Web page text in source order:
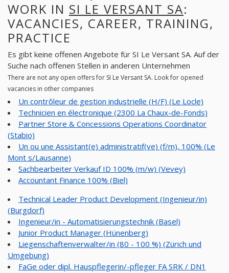
WORK IN SI LE VERSANT SA:
VACANCIES, CAREER, TRAINING,
PRACTICE
Es gibt keine offenen Angebote für SI Le Versant SA. Auf der
Suche nach offenen Stellen in anderen Unternehmen
There are not any open offers for SI Le Versant SA. Look for opened
vacancies in other companies
Un contrôleur de gestion industrielle (H/F) (Le Locle)
Technicien en électronique (2300 La Chaux-de-Fonds)
Partner Store & Concessions Operations Coordinator
(Stabio)
Un ou une Assistant(e) administratif(ve) (f/m), 100% (Le
Mont s/Lausanne)
Sachbearbeiter Verkauf ID 100% (m/w) (Vevey)
Accountant Finance 100% (Biel)
Technical Leader Product Development (Ingenieur/in)
(Burgdorf)
Ingenieur/in - Automatisierungstechnik (Basel)
Junior Product Manager (Hünenberg)
Liegenschaftenverwalter/in (80 - 100 %) (Zürich und
Umgebung)
FaGe oder dipl. Hauspflegerin/-pfleger FA SRK / DN1